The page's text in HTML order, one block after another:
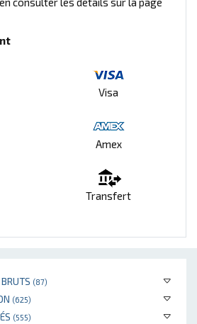
(87)
(625)
(555)
Visa
Amex
Transfert